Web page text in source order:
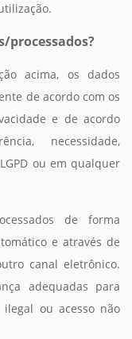
processados?
acima, os dados
de acordo com os
e de acordo
necessidade,
ou em qualquer
de forma
e através de
canal eletrônico.
adequadas para
ou acesso não